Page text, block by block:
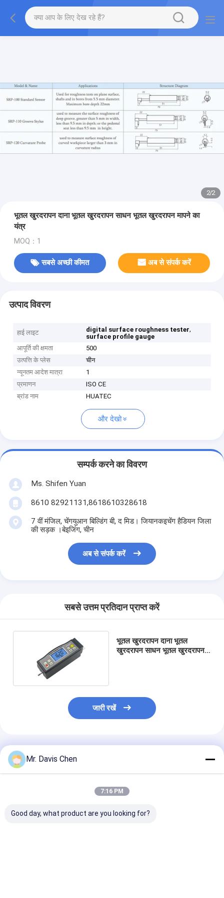
1/2
भूतल खुरदरापन दाना भूतल खुरदरापन साधन भूतल खुरदरापन मापने का
यंत्र
MOQ：1
सबसे अच्छी कीमत अब से संपर्क करें
उत्पाद विवरण
हाई लाइट digital surface roughness tester,
surface profile gauge
आपूर्ति की क्षमता
500
उत्पत्ति के प्लेस
चीन
न्यूनतम आदेश मात्रा
1
प्रमाणन
ISO CE
ब्रांड नाम
HUATEC
और देखो
सम्पर्क करने का विवरण
Ms. Shifen Yuan
8610 82921131,8618610328618
7 वीं मंजिल, चेंगयुआन बिल्डिंग बी, द मिड। जियानकइचेंग हैडियन जिला
की सड़क ।बेइजिंग, चीन
अब से संपर्क करें
सबसे उत्तम प्रतिदान प्राप्त करें
भूतल खुरदरापन दाना भूतल
खुरदरापन साधन भूतल खुरदरापन
जारी रखें
अनुशंसित उत्पाद
Mr. Davis Chen
7:16 PM
Good day, what product are you looking for?